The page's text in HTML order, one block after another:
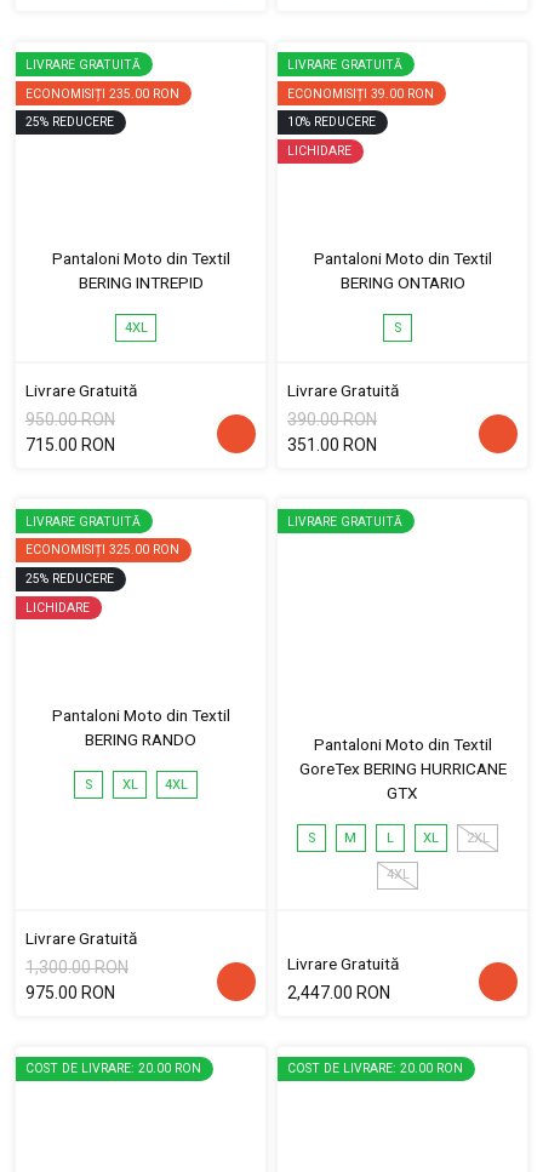
LIVRARE GRATUITĂ
ECONOMISIȚI 235.00 RON
25% REDUCERE
Pantaloni Moto din Textil
BERING INTREPID
4XL
Livrare Gratuită
950.00 RON
715.00 RON
LIVRARE GRATUITĂ
ECONOMISIȚI 39.00 RON
10% REDUCERE
LICHIDARE
Pantaloni Moto din Textil
BERING ONTARIO
S
Livrare Gratuită
390.00 RON
351.00 RON
LIVRARE GRATUITĂ
ECONOMISIȚI 325.00 RON
25% REDUCERE
LICHIDARE
Pantaloni Moto din Textil
BERING RANDO
S XL 4XL
Livrare Gratuită
1,300.00 RON
975.00 RON
LIVRARE GRATUITĂ
Pantaloni Moto din Textil
GoreTex BERING HURRICANE
GTX
S M L XL 2XL
4XL
Livrare Gratuită
2,447.00 RON
COST DE LIVRARE: 20.00 RON COST DE LIVRARE: 20.00 RON